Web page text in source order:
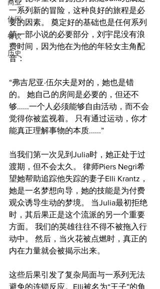
商业
休闲
餐饮
历史
一系列新的冒险，这种良好的旅程是必
要的因素。 奠定好的基础也是任何系列
第一部小说的必要部分，刘宇昆没有浪
费时间，因为他在为他的年轻女主角配
音：
“弗吉尼亚·伍尔夫是对的，她也是错
的。 她自己的房间是必要的，但还不
够......一个人必须能够自由活动，而不会
觉得你被监视着。 只有通过运动，你才
能真正理解事物的本质......”
当我们第一次见到Julia时，她正处于过
渡期，但不会太久。 律师Piers Negri希
望她帮助追踪他失踪的妻子Elli Krantz，
她是一名梦想向导，她的技能是为付费
观众诱导生动的梦境。 当Julia最初拒绝
时，其后果正是这个流派的另一个重要
方面。 我们的英雄往往不得不被拖入行
动中。 然后，当火花被点燃时，真正的
内在力量就会被揭示出来。
这些后果引发了复杂局面与一系列无法
避免的连锁反应。Elli被名为“王子”的角